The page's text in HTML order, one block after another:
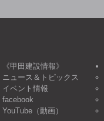
《甲田建設情報》
ニュース＆トピックス
イベント情報
facebook
YouTube（動画）